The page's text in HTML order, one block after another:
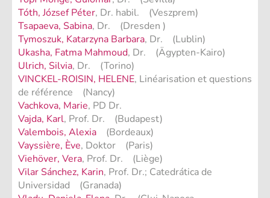
Tóth, József Péter, Dr. habil. (Veszprem)
Tsapaeva, Sabina, Dr. (Dresden )
Tymoszuk, Katarzyna Barbara, Dr. (Lublin)
Ukasha, Fatma Mahmoud, Dr. (Ägypten-Kairo)
Ulrich, Silvia, Dr. (Torino)
VINCKEL-ROISIN, HELENE, Linéarisation et questions
de référence (Nancy)
Vachkova, Marie, PD Dr.
Vajda, Karl, Prof. Dr. (Budapest)
Valembois, Alexia (Bordeaux)
Vayssière, Ève, Doktor (Paris)
Viehöver, Vera, Prof. Dr. (Liège)
Vilar Sánchez, Karin, Prof. Dr.; Catedrática de
Universidad (Granada)